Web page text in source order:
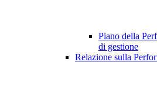
Piano della
di gestione
Relazione sulla